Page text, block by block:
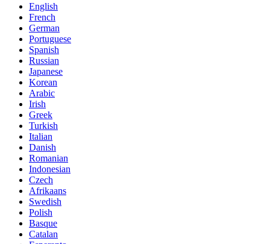
English
French
German
Portuguese
Spanish
Russian
Japanese
Korean
Arabic
Irish
Greek
Turkish
Italian
Danish
Romanian
Indonesian
Czech
Afrikaans
Swedish
Polish
Basque
Catalan